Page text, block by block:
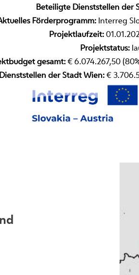
Beteiligte Dienststellen der
Förderprogramm:Interreg
Projektlaufzeit:
Projektstatus:
gesamt:€ 6.074.267,50
der Stadt Wien:€